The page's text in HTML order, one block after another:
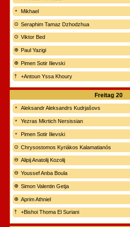
Mikhael
Seraphim Tamaz Dzhodzhua
Viktor Bed
Paul Yazigi
Pimen Sotir Ilievski
+Antoun Yssa Khoury
Freitag 20
Aleksandr Aleksandrs Kudrjašovs
Yezras Mkrtich Nersissian
Pimen Sotir Ilievski
Chrysostomos Kyriákos Kalamatianós
Alipij Anatolij Kozolij
Youssef Anba Boula
Simon Valentin Getja
Aprim Athniel
+Bishoi Thoma El Suriani